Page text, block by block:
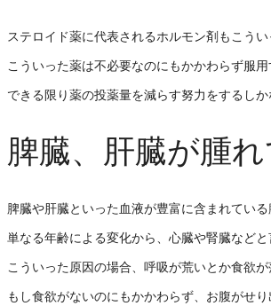
ステロイド薬に代表されるホルモン剤もこう
こういった薬は不必要なのにもかかわらず服
できる限り薬の投薬量を減らす努力をするしか
脾臓、肝臓が腫
脾臓や肝臓といった血液が豊富に含まれてい
単なる年齢による変化から、心臓や腎臓など
こういった原因の場合、呼吸が荒いとか食欲
もし食欲がないのにもかかわらず、お腹がせ